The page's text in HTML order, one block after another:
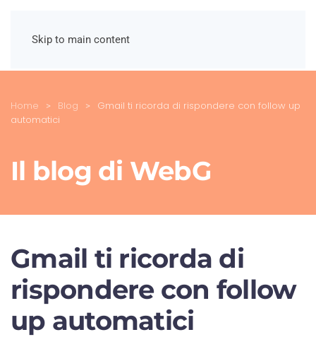
Skip to main content
Home Blog
Gmail ti ricorda di rispondere con follow up
automatici
Il blog di WebG
Gmail ti ricorda di
rispondere con follow
up automatici